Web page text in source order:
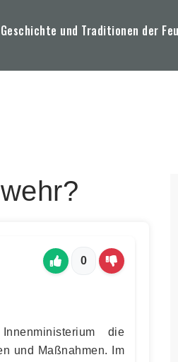
Geschichte und Traditionen der
0
die
und Maßnahmen. Im